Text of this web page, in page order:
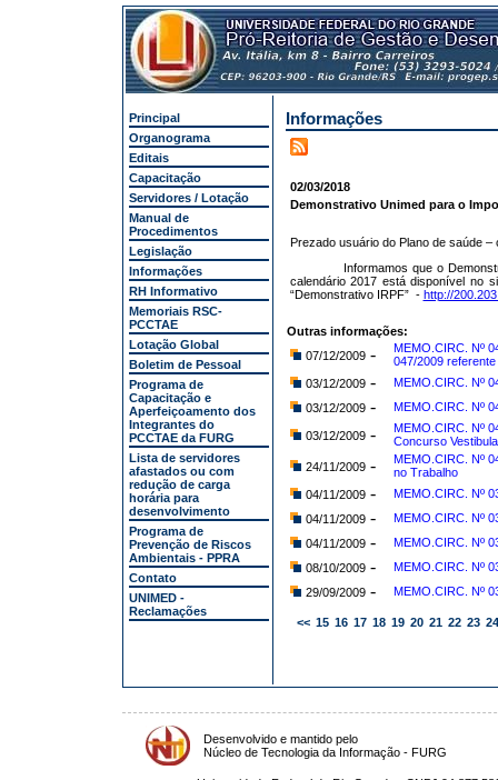
Principal
Organograma
Editais
Capacitação
Servidores / Lotação
Manual de
Procedimentos
Legislação
Informações
RH Informativo
Memoriais RSC-
PCCTAE
Lotação Global
Boletim de Pessoal
Programa de
Capacitação e
Aperfeiçoamento dos
Integrantes do
PCCTAE da FURG
Lista de servidores
afastados ou com
redução de carga
horária para
desenvolvimento
Programa de
Prevenção de Riscos
Ambientais - PPRA
Contato
UNIMED -
Reclamações
Informações
02/03/2018
Demonstrativo Unimed para o
Prezado usuário do Plano de saúde –
Informamos que o
calendário 2017 está disponível no
“Demonstrativo IRPF” - http://
Outras informações:
07/12/2009-
MEMO.CIRC. Nº
047/2009
03/12/2009-
MEMO.CIRC. Nº
03/12/2009- MEMO.CIRC. Nº
03/12/2009-
MEMO.CIRC. Nº
Concurso
24/11/2009-
MEMO.CIRC. Nº
no Trabalho
04/11/2009-
MEMO.CIRC. Nº
04/11/2009-
MEMO.CIRC. Nº
04/11/2009-
MEMO.CIRC. Nº
08/10/2009-
MEMO.CIRC. Nº
29/09/2009- MEMO.CIRC. Nº
<< 15 16 17 18 19 20 21 22 23 24
Desenvolvido e mantido pelo
Núcleo de Tecnologia da Informação - FURG